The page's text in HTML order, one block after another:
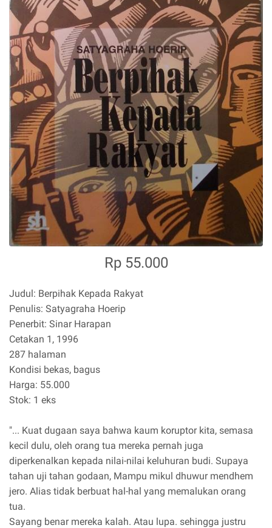
Rp 55.000
Judul: Berpihak Kepada Rakyat
Penulis: Satyagraha Hoerip
Penerbit: Sinar Harapan
Cetakan 1, 1996
287 halaman
Kondisi bekas, bagus
Harga: 55.000
Stok: 1 eks
"... Kuat dugaan saya bahwa kaum koruptor kita, semasa
kecil dulu, oleh orang tua mereka pernah juga
diperkenalkan kepada nilai-nilai keluhuran budi. Supaya
tahan uji tahan godaan, Mampu mikul dhuwur mendhem
jero. Alias tidak berbuat hal-hal yang memalukan orang
tua.
Sayang benar mereka kalah. Atau lupa. sehingga justru